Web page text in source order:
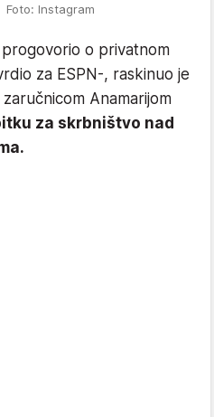
Foto: Instagram
o privatnom
za ESPN-, raskinuo je
Anamarijom
za skrbništvo nad